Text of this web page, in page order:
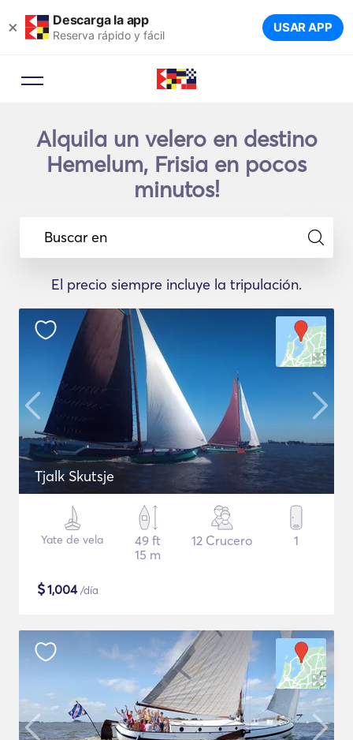
× Descarga la app
Reserva rápido y fácil USAR APP
Alquila un velero en destino
Hemelum, Frisia en pocos
minutos!
Buscar en
El precio siempre incluye la tripulación.
Tjalk Skutsje
Yate de vela
49 ft
15 m
12 Crucero 1
$1,004/día